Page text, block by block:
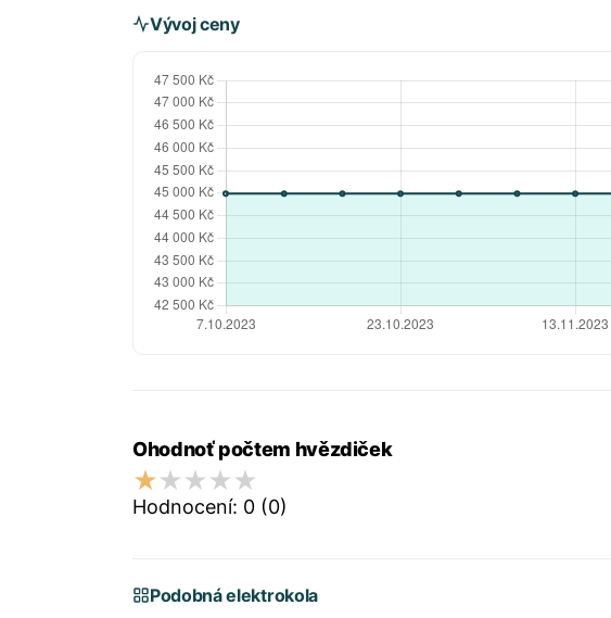
Vývoj ceny
Ohodnoť počtem hvězdiček
Hodnocení: 0 (0)
Podobná elektrokola